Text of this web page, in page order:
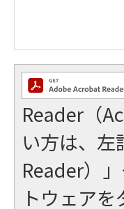
Reader（
い方は、
Reader）
トウェア